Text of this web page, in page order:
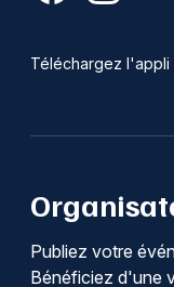
Téléchargez l'appli
Publiez votre
Bénéficiez d'une